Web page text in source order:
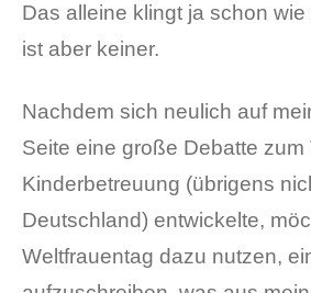
Das alleine klingt ja schon
ist aber keiner.
Nachdem sich neulich auf
Seite eine große Debatte zum
Kinderbetreuung (übrigens
Deutschland) entwickelte,
Weltfrauentag dazu nutzen,